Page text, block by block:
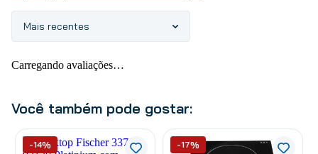
Mais recentes
Carregando avaliações…
Você também pode gostar:
-14% -17%